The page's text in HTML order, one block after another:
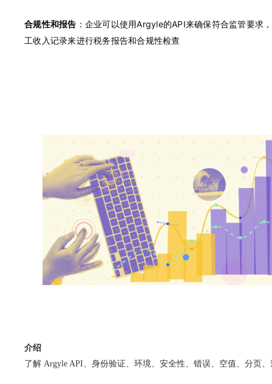
合规性和报告 ：企业可以使用Argyle的API来确保符合监管要求
工收入记录来进行税务报告和合规性检查
介绍
了解 Argyle API、身份验证、环境、安全性、错误、空值、分页